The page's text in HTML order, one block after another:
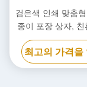
검은색 인쇄 맞춤
종이 포장 상자, 친
지 상자